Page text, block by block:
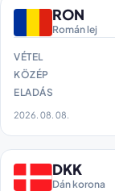
RON
Román lej
VÉTEL
KÖZÉP
ELADÁS
2026. 08. 08.
DKK
Dán korona